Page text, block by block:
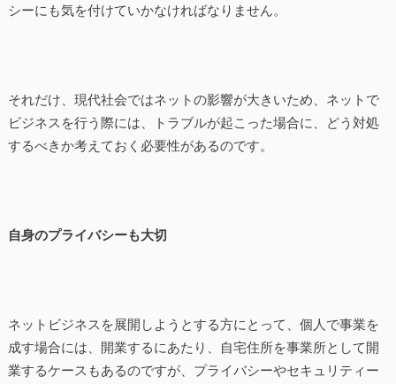
シーにも気を付けていかなければなりません。
それだけ、現代社会ではネットの影響が大きいため、ネットで
ビジネスを行う際には、トラブルが起こった場合に、どう対処
するべきか考えておく必要性があるのです。
自身のプライバシーも大切
ネットビジネスを展開しようとする方にとって、個人で事業を
成す場合には、開業するにあたり、自宅住所を事業所として開
業するケースもあるのですが、プライバシーやセキュリティー